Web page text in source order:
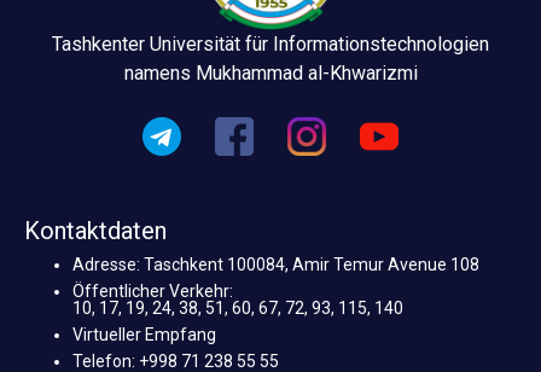
Tashkenter Universität für Informationstechnologien
namens Mukhammad al-Khwarizmi
Kontaktdaten
Adresse: Taschkent 100084, Amir Temur Avenue 108
Öffentlicher Verkehr:
10, 17, 19, 24, 38, 51, 60, 67, 72, 93, 115, 140
Virtueller Empfang
Telefon: +998 71 238 55 55